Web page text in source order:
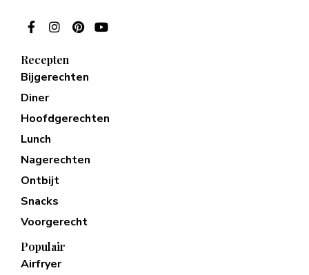
Recepten
Bijgerechten
Diner
Hoofdgerechten
Lunch
Nagerechten
Ontbijt
Snacks
Voorgerecht
Populair
Airfryer